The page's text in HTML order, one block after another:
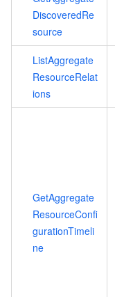
DiscoveredRe
source
ListAggregate
ResourceRelat
ions
GetAggregate
ResourceConfi
gurationTimeli
ne